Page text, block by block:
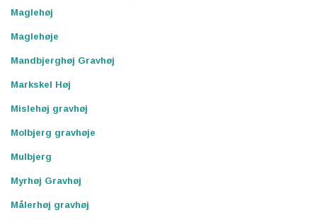
Maglehøj
Maglehøje
Mandbjerghøj Gravhøj
Markskel Høj
Mislehøj gravhøj
Molbjerg gravhøje
Mulbjerg
Myrhøj Gravhøj
Målerhøj gravhøj